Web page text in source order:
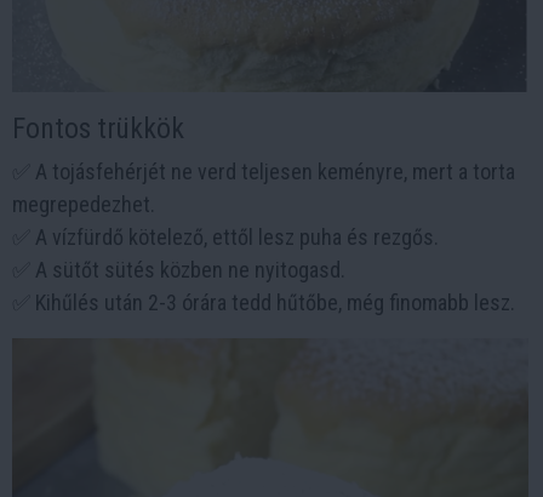
Fontos trükkök
✅ A tojásfehérjét ne verd teljesen keményre, mert a torta
megrepedezhet.
✅ A vízfürdő kötelező, ettől lesz puha és rezgős.
✅ A sütőt sütés közben ne nyitogasd.
✅ Kihűlés után 2-3 órára tedd hűtőbe, még finomabb lesz.